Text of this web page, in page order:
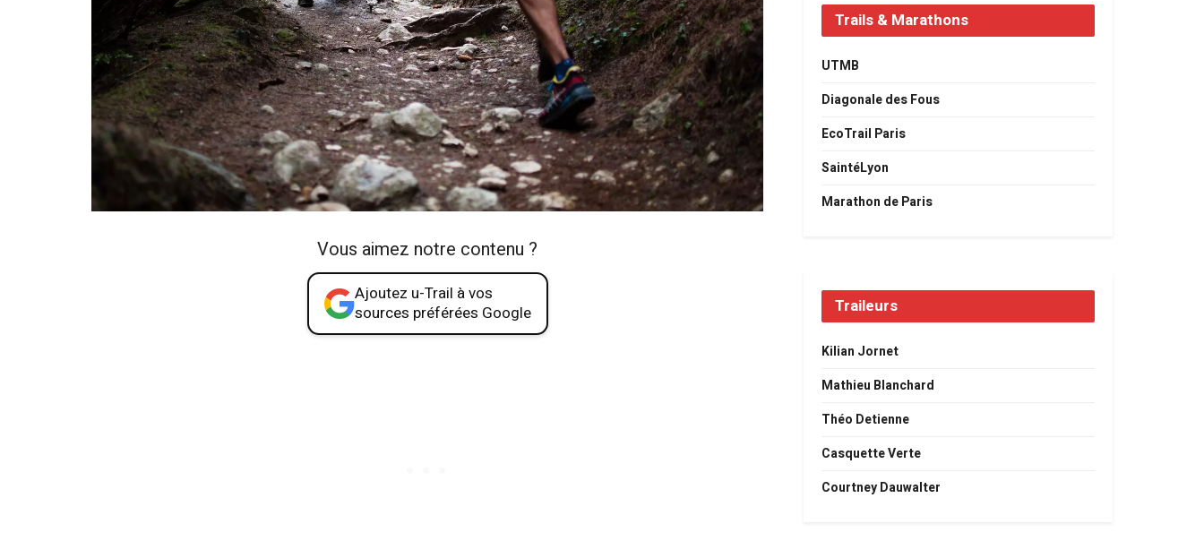
Vous aimez notre contenu ?
Ajoutez u-Trail à vos
sources préférées Google
Trails & Marathons
UTMB
Diagonale des Fous
EcoTrail Paris
SaintéLyon
Marathon de Paris
Traileurs
Kilian Jornet
Mathieu Blanchard
Théo Detienne
Casquette Verte
Courtney Dauwalter